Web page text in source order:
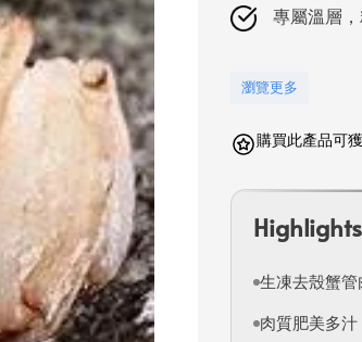
專屬溫層
瀏覽更多
購買此產品可
Highlights
生凍去殼蟹管
肉質肥美多汁